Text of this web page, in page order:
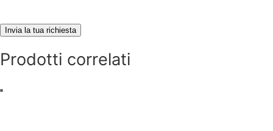
Prodotti correlati